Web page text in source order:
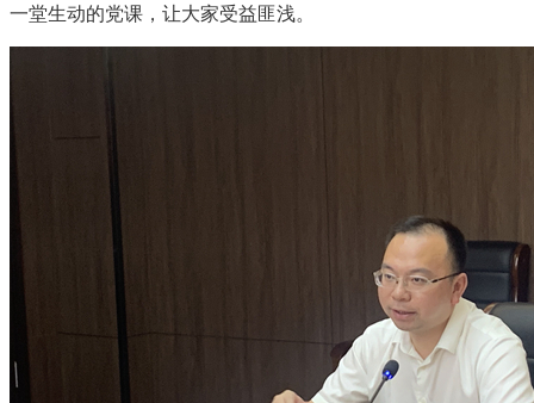
一堂生动的党课，让大家受益匪浅。